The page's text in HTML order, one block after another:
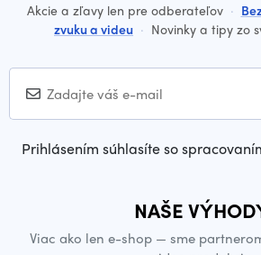
Akcie a zľavy len pre odberateľov ·
zvuku a videu · Novinky a tipy zo
Prihlásením súhlasíte so
NAŠE
Viac ako len e-shop — sme